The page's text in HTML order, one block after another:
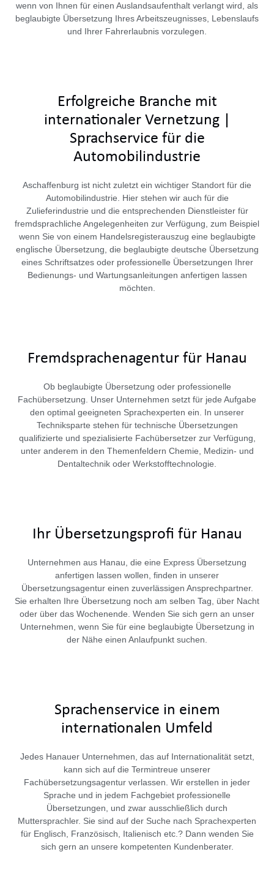
wenn von Ihnen für einen Auslandsaufenthalt verlangt wird, als
beglaubigte Übersetzung Ihres Arbeitszeugnisses, Lebenslaufs
und Ihrer Fahrerlaubnis vorzulegen.
Erfolgreiche Branche mit
internationaler Vernetzung |
Sprachservice für die
Automobilindustrie
Aschaffenburg ist nicht zuletzt ein wichtiger Standort für die
Automobilindustrie. Hier stehen wir auch für die
Zulieferindustrie und die entsprechenden Dienstleister für
fremdsprachliche Angelegenheiten zur Verfügung, zum Beispiel
wenn Sie von einem Handelsregisterauszug eine beglaubigte
englische Übersetzung, die beglaubigte deutsche Übersetzung
eines Schriftsatzes oder professionelle Übersetzungen Ihrer
Bedienungs- und Wartungsanleitungen anfertigen lassen
möchten.
Fremdsprachenagentur für Hanau
Ob beglaubigte Übersetzung oder professionelle
Fachübersetzung. Unser Unternehmen setzt für jede Aufgabe
den optimal geeigneten Sprachexperten ein. In unserer
Techniksparte stehen für technische Übersetzungen
qualifizierte und spezialisierte Fachübersetzer zur Verfügung,
unter anderem in den Themenfeldern Chemie, Medizin- und
Dentaltechnik oder Werkstofftechnologie.
Ihr Übersetzungsprofi für Hanau
Unternehmen aus Hanau, die eine Express Übersetzung
anfertigen lassen wollen, finden in unserer
Übersetzungsagentur einen zuverlässigen Ansprechpartner.
Sie erhalten Ihre Übersetzung noch am selben Tag, über Nacht
oder über das Wochenende. Wenden Sie sich gern an unser
Unternehmen, wenn Sie für eine beglaubigte Übersetzung in
der Nähe einen Anlaufpunkt suchen.
Sprachenservice in einem
internationalen Umfeld
Jedes Hanauer Unternehmen, das auf Internationalität setzt,
kann sich auf die Termintreue unserer
Fachübersetzungsagentur verlassen. Wir erstellen in jeder
Sprache und in jedem Fachgebiet professionelle
Übersetzungen, und zwar ausschließlich durch
Muttersprachler. Sie sind auf der Suche nach Sprachexperten
für Englisch, Französisch, Italienisch etc.? Dann wenden Sie
sich gern an unsere kompetenten Kundenberater.